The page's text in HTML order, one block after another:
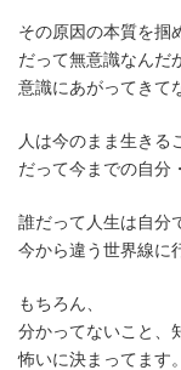
その原因の本質を掴
だって無意識なんだ
意識にあがってきて
人は今のまま生きる
だって今までの自分
誰だって人生は自分
今から違う世界線に
もちろん、
分かってないこと、
怖いに決まってます。